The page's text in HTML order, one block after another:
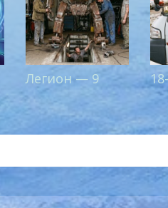
Легион — 9